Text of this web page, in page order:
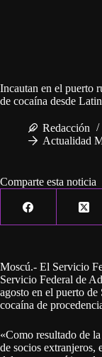
Incautan en el puerto
de cocaína desde
Redacción
Actualidad
Comparte esta noticia
Moscú.- El Servicio
Servicio Federal de
agosto en el puerto de
cocaína de
«Como resultado de
de socios extranjeros,